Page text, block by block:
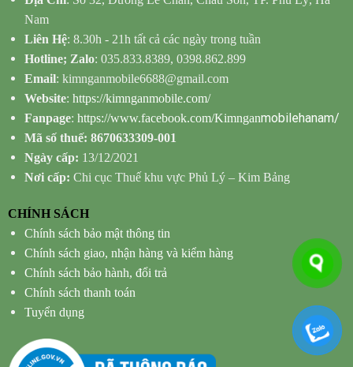
Nam
Liên Hệ: 8.30h - 21h tất cả các ngày trong tuần
Hotline; Zalo: 035.833.8389, 0398.862.899
Email: kimnganmobile6688@gmail.com
Website: https://kimnganmobile.com/
Fanpage: https://www.facebook.com/Kimnganmobilehanam/
Mã số thuế: 8670633309-001
Ngày cấp: 13/12/2021
Nơi cấp: Chi cục Thuế khu vực Phủ Lý – Kim Bảng
CHÍNH SÁCH
Chính sách bảo mật thông tin
Chính sách giao, nhận hàng và kiểm hàng
Chính sách bảo hành, đổi trả
Chính sách thanh toán
Tuyển dụng